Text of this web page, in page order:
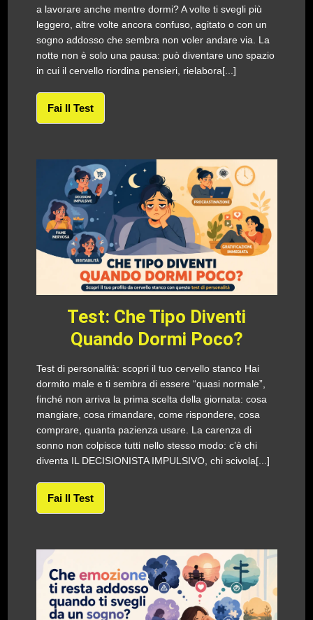
a lavorare anche mentre dormi? A volte ti svegli più
leggero, altre volte ancora confuso, agitato o con un
sogno addosso che sembra non voler andare via. La
notte non è solo una pausa: può diventare uno spazio
in cui il cervello riordina pensieri, rielabora[...]
Fai Il Test
Test: Che Tipo Diventi
Quando Dormi Poco?
Test di personalità: scopri il tuo cervello stanco Hai
dormito male e ti sembra di essere “quasi normale”,
finché non arriva la prima scelta della giornata: cosa
mangiare, cosa rimandare, come rispondere, cosa
comprare, quanta pazienza usare. La carenza di
sonno non colpisce tutti nello stesso modo: c’è chi
diventa IL DECISIONISTA IMPULSIVO, chi scivola[...]
Fai Il Test